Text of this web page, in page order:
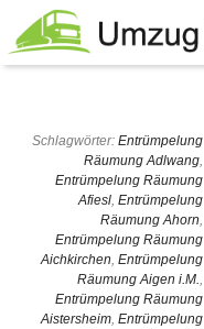
Schlagwörter: Entrümpelung
Räumung Adlwang,
Entrümpelung Räumung
Afiesl, Entrümpelung
Räumung Ahorn,
Entrümpelung Räumung
Aichkirchen, Entrümpelung
Räumung Aigen i.M.,
Entrümpelung Räumung
Aistersheim, Entrümpelung